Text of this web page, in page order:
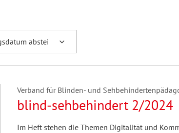
Verband für Blinden- und
blind-sehbehindert 2/2024
Im Heft stehen die Themen Digitalität und